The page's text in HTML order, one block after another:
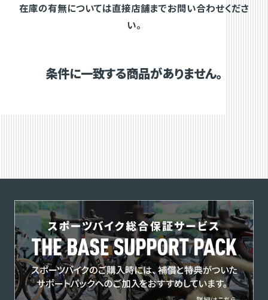
在庫の有無については直接店舗までお問い合わせくださ
い。
条件に一致する商品がありません。